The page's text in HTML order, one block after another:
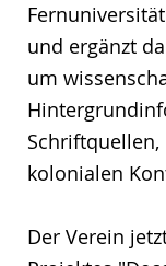
und ergänzt
um
kolonialen
Der Verein